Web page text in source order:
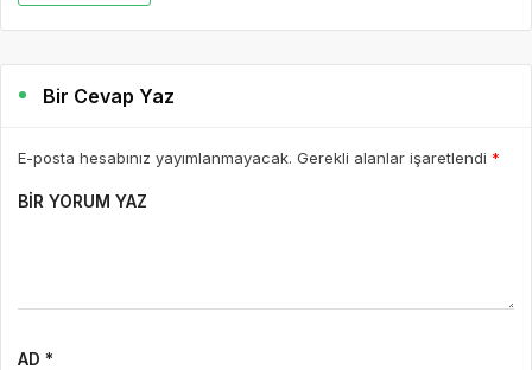
Bir Cevap Yaz
E-posta hesabınız yayımlanmayacak. Gerekli alanlar işaretlendi *
BIR YORUM YAZ
AD *